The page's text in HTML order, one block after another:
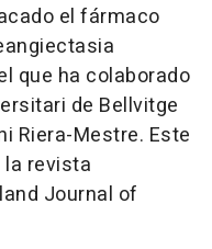
el fármaco
que ha colaborado
de Bellvitge
Riera-Mestre. Este
revista
Journal of